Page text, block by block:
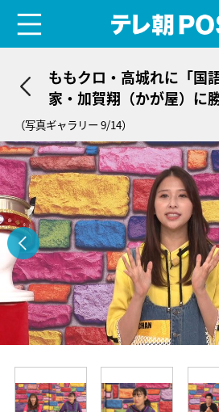
ももクロ・高城れに「国
家・加賀翔（かが屋）に
（写真ギャラリー 9/14）